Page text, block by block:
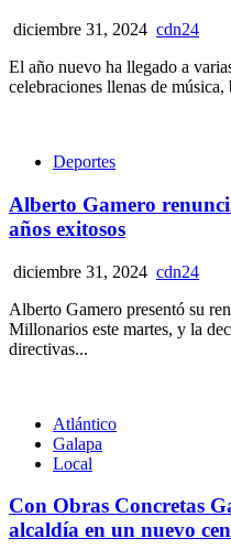
diciembre 31, 2024 cdn24
El año nuevo ha llegado a
celebraciones llenas de
Deportes
Alberto Gamero
años exitosos
diciembre 31, 2024 cdn24
Alberto Gamero presentó su
Millonarios este martes, y la
directivas...
Atlántico
Galapa
Local
Con Obras Concretas
alcaldía en un nuevo